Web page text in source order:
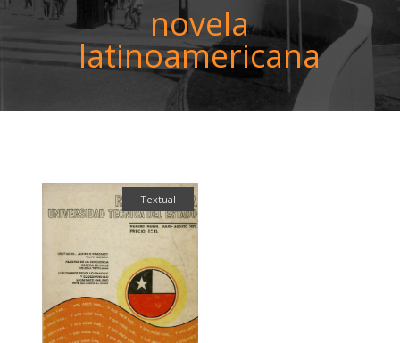
novela
latinoamericana
Textual